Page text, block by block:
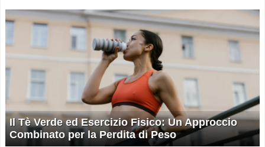
Il Tè Verde ed Esercizio Fisico: Un Approccio
Combinato per la Perdita di Peso